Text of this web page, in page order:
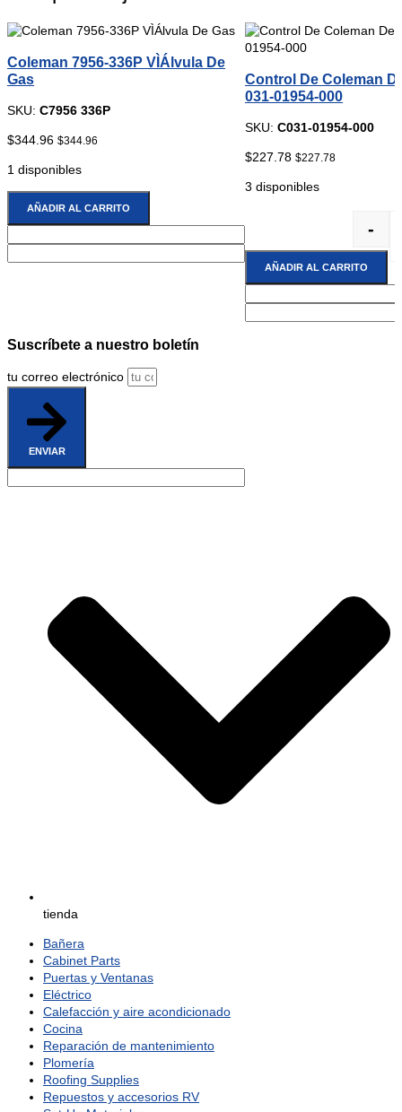
Coleman 7956-336P VÌÁlvula De
Gas
SKU: C7956 336P
$344.96 $344.96
1 disponibles
AÑADIR AL CARRITO
Control De Coleman
031-01954-000
SKU: C031-01954-000
$227.78 $227.78
3 disponibles
-
AÑADIR AL CARRITO
Suscríbete a nuestro boletín
tu correo electrónico
ENVIAR
tienda
Bañera
Cabinet Parts
Puertas y Ventanas
Eléctrico
Calefacción y aire acondicionado
Cocina
Reparación de mantenimiento
Plomería
Roofing Supplies
Repuestos y accesorios RV